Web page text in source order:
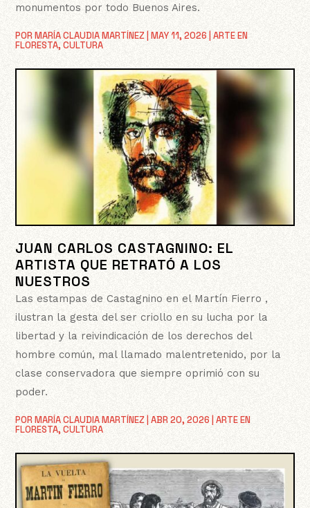
PORMARÍA CLAUDIA MARTÍNEZ |MAY 11, 2026 |ARTE EN
FLORESTA,CULTURA
monumentos por todo Buenos Aires.
JUAN CARLOS CASTAGNINO: EL
ARTISTA QUE RETRATÓ A LOS
NUESTROS
PORMARÍA CLAUDIA MARTÍNEZ |ABR 20, 2026 |ARTE EN
FLORESTA,CULTURA
Las estampas de Castagnino en el Martín Fierro ,
ilustran la gesta del ser criollo en su lucha por la
libertad y la reivindicación de los derechos del
hombre común, mal llamado malentretenido, por la
clase conservadora que siempre oprimió con su
poder.